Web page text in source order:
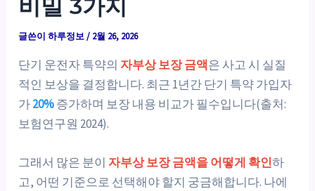
비밀 3가지
글쓴이하루정보/ 2월 26, 2026
단기 운전자 특약의 자부상 보장 금액은 사고 시 실질
적인 보상을 결정합니다. 최근 1년간 단기 특약 가입자
가20%증가하며 보장 내용 비교가 필수입니다(출처:
보험연구원 2024).
그래서 많은 분이 자부상 보장 금액을 어떻게 확인하
고, 어떤 기준으로 선택해야 할지 궁금해합니다. 나에